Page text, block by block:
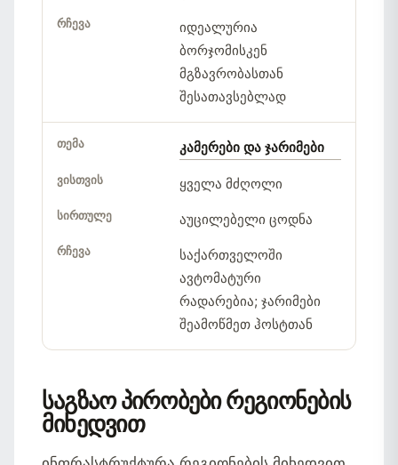
იდეალურია
ბორჯომისკენ
მგზავრობასთან
შესათავსებლად
კამერები და ჯარიმები
ყველა მძღოლი
აუცილებელი ცოდნა
საქართველოში
ავტომატური
რადარებია; ჯარიმები
შეამოწმეთ ჰოსტთან
საგზაო პირობები რეგიონების
მიხედვით